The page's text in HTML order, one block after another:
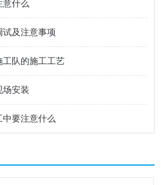
意什么
及注意事项
工队的施工工艺
场安装
要注意什么